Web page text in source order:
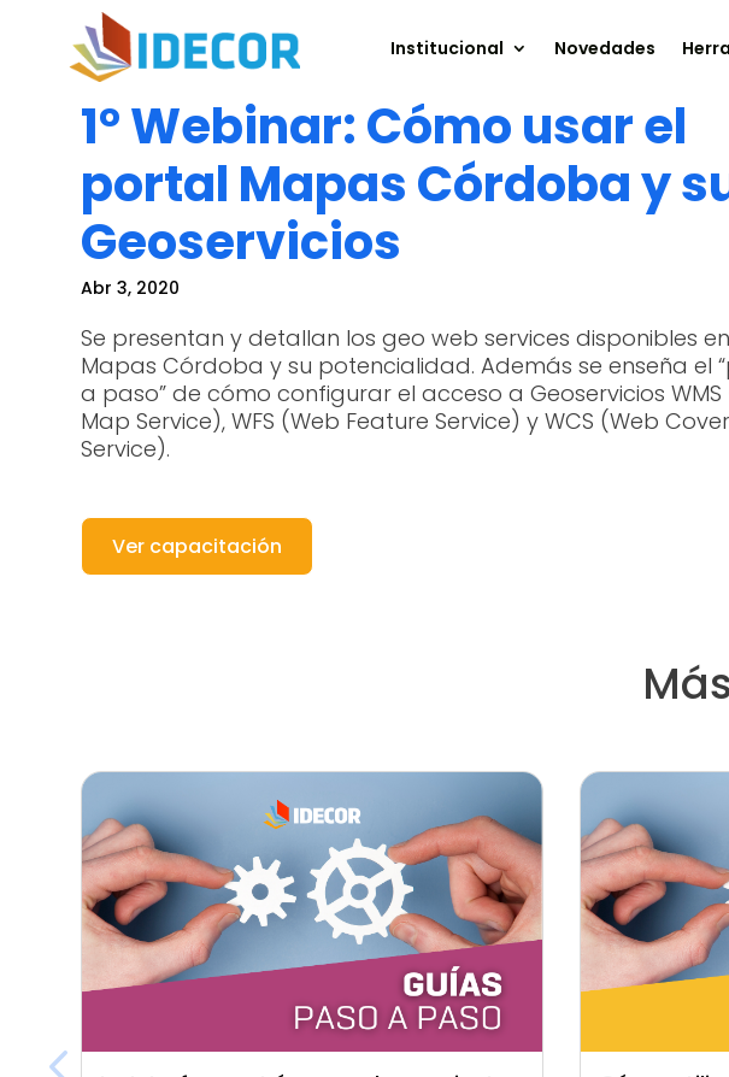
Institucional Novedades
1° Webinar: Cómo usar el
portal Mapas Córdoba y
Geoservicios
Abr 3, 2020
Se presentan y detallan los geo web services disponibles en
Mapas Córdoba y su potencialidad. Además se enseña el
a paso” de cómo configurar el acceso a Geoservicios WMS
Map Service), WFS (Web Feature Service) y WCS (Web
Service).
Ver capacitación